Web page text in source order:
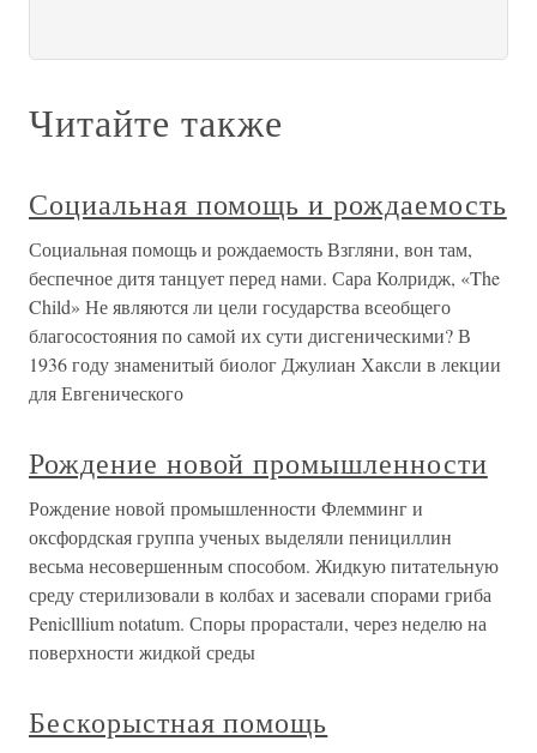
Читайте также
Социальная помощь и рождаемость
Социальная помощь и рождаемость Взгляни, вон там,
беспечное дитя танцует перед нами. Сара Колридж, «The
Child» Не являются ли цели государства всеобщего
благосостояния по самой их сути дисгеническими? В
1936 году знаменитый биолог Джулиан Хаксли в лекции
для Евгенического
Рождение новой промышленности
Рождение новой промышленности Флемминг и
оксфордская группа ученых выделяли пенициллин
весьма несовершенным способом. Жидкую питательную
среду стерилизовали в колбах и засевали спорами гриба
Peniclllium notatum. Споры прорастали, через неделю на
поверхности жидкой среды
Бескорыстная помощь